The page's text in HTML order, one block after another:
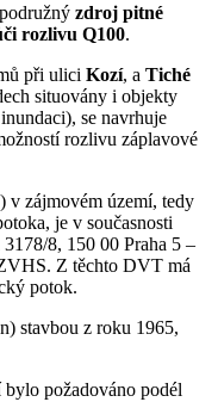
zdroj pitné
rozlivu Q100.
při ulici Kozí, a Tiché
situovány i objekty
se navrhuje
rozlivu záplavové
v zájmovém území, tedy
je v současnosti
8, 150 00 Praha 5 –
Z těchto DVT má
potok.
stavbou z roku 1965,
požadováno podél